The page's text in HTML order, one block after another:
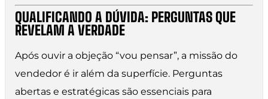
QUALIFICANDO A DÚVIDA: PERGUNTAS QUE
REVELAM A VERDADE
Após ouvir a objeção “vou pensar”, a missão do
vendedor é ir além da superfície. Perguntas
abertas e estratégicas são essenciais para